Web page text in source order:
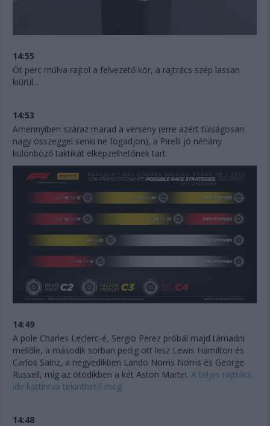
14:55
Öt perc múlva rajtol a felvezető kör, a rajtrács szép lassan
kiürül...
14:53
Amennyiben száraz marad a verseny (erre azért túlságosan
nagy összeggel senki ne fogadjon), a Pirelli jó néhány
különböző taktikát elképzelhetőnek tart.
14:49
A pole Charles Leclerc-é, Sergio Perez próbál majd támadni
mellőle, a második sorban pedig ott lesz Lewis Hamilton és
Carlos Sainz, a negyedikben Lando Norris Norris és George
Russell, míg az ötödikben a két Aston Martin. A teljes rajtrács
ide kattintva tekinthető meg.
14:48